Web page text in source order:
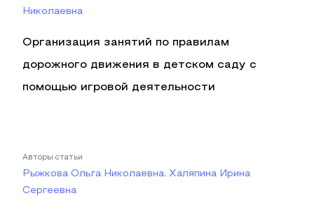
Николаевна
Организация занятий по правилам
дорожного движения в детском саду с
помощью игровой деятельности
Авторы статьи
Рыжкова Ольга Николаевна, Халяпина Ирина
Сергеевна